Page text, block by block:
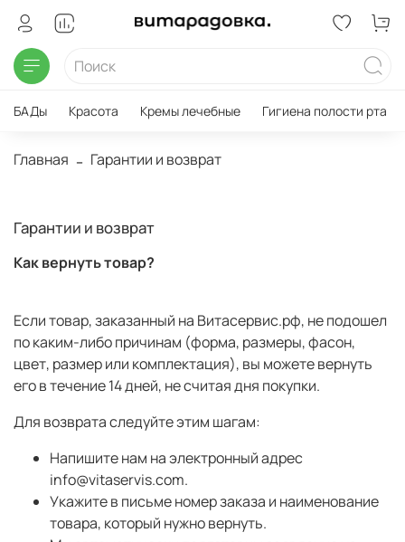
БАДы Красота Кремы лечебные Гигиена полости рта
Главная Гарантии и возврат
Гарантии и возврат
Как вернуть товар?
Если товар, заказанный на Витасервис.рф, не подошел
по каким-либо причинам (форма, размеры, фасон,
цвет, размер или комплектация), вы можете вернуть
его в течение 14 дней, не считая дня покупки.
Для возврата следуйте этим шагам:
Напишите нам на электронный адрес
info@vitaservis.com.
Укажите в письме номер заказа и наименование
товара, который нужно вернуть.